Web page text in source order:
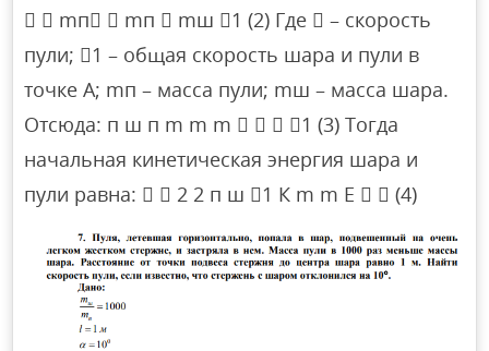
  mп  mп  mш 1 (2) Где  – скорость
пули; 1 – общая скорость шара и пули в
точке А; mп – масса пули; mш – масса шара.
Отсюда: п ш п m m m    1 (3) Тогда
начальная кинетическая энергия шара и
пули равна:   2 2 п ш 1 К m m E   (4)